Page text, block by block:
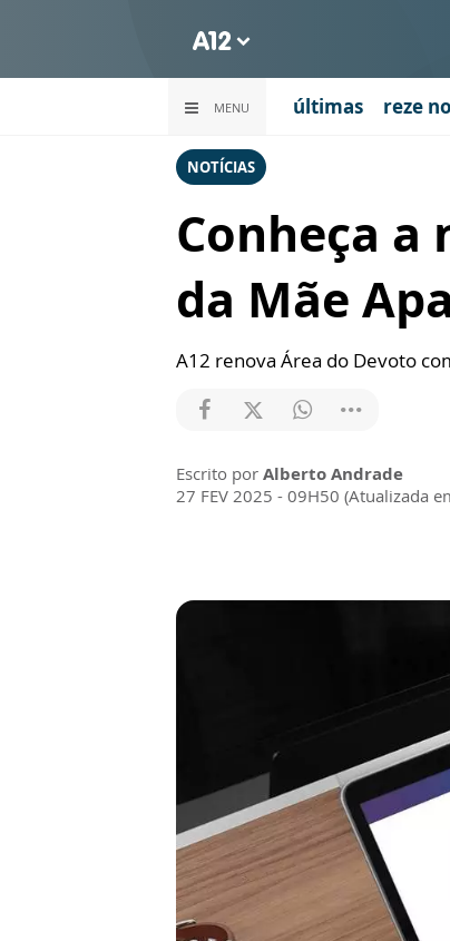
MENU últimas reze
NOTÍCIAS
Conheça a
da Mãe
A12 renova Área do Devoto
Escrito por Alberto Andrade
27 FEV 2025 - 09H50 (Atualizada